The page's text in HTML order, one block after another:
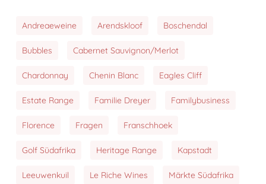
Andreaeweine Arendskloof Boschendal
Bubbles Cabernet Sauvignon/Merlot
Chardonnay Chenin Blanc Eagles Cliff
Estate Range Familie Dreyer Familybusiness
Florence Fragen Franschhoek
Golf Südafrika Heritage Range Kapstadt
Leeuwenkuil Le Riche Wines Märkte Südafrika